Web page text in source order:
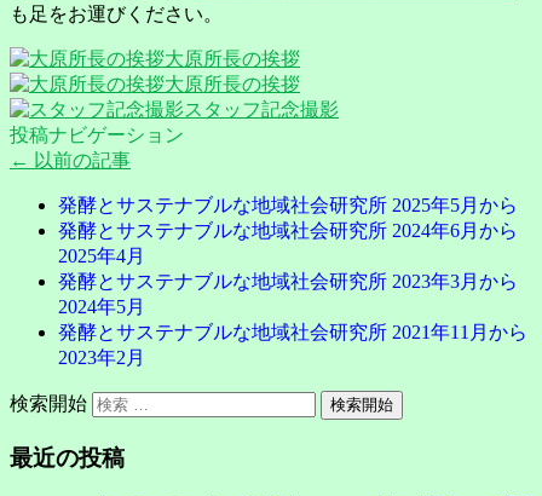
も足をお運びください。
大原所長の挨拶
大原所長の挨拶
スタッフ記念撮影
投稿ナビゲーション
← 以前の記事
発酵とサステナブルな地域社会研究所 2025年5月から
発酵とサステナブルな地域社会研究所 2024年6月から
2025年4月
発酵とサステナブルな地域社会研究所 2023年3月から
2024年5月
発酵とサステナブルな地域社会研究所 2021年11月から
2023年2月
検索開始
最近の投稿